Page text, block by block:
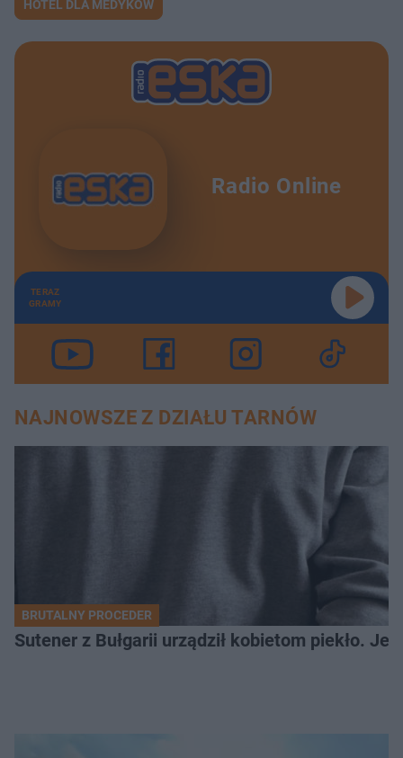
HOTEL DLA MEDYKÓW
Radio Online
TERAZ
GRAMY
NAJNOWSZE Z DZIAŁU TARNÓW
BRUTALNY PROCEDER
Sutener z Bułgarii urządził kobietom piekło.